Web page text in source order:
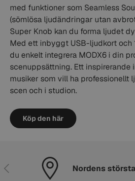
med funktioner som Seamless
(sömlösa ljudändringar utan
Super Knob kan du forma ljudet
Med ett inbyggt USB-ljudkort och
du enkelt integrera MODX6 i din
scenuppsättning. Ett inspirerande
musiker som vill ha professionellt
scen och i studion.
Köp den här
Föregående Nordens